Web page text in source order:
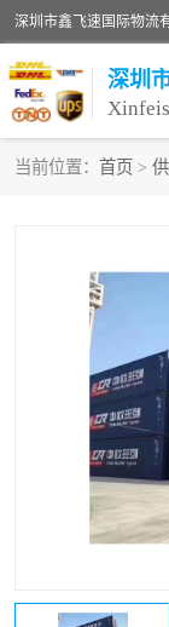
深圳
当前位置： 首页 >
俄罗斯快递
深圳DHL国际
UPS国际快递
深圳国际物流
DHL国际快递